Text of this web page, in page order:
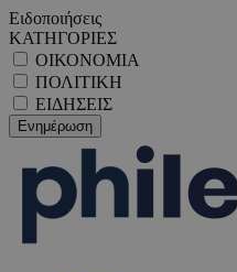
Ειδοποιήσεις
ΚΑΤΗΓΟΡΙΕΣ
ΟΙΚΟΝΟΜΙΑ
ΠΟΛΙΤΙΚΗ
ΕΙΔΗΣΕΙΣ